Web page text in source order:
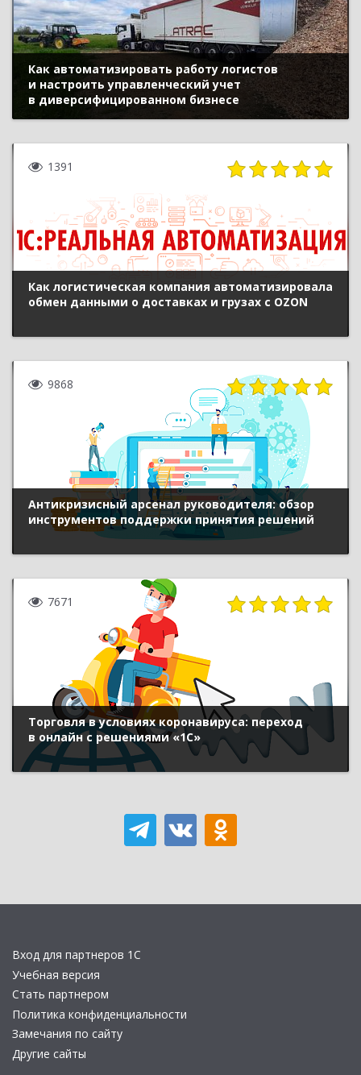
Как автоматизировать работу логистов
и настроить управленческий учет
в диверсифицированном бизнесе
1391
Как логистическая компания автоматизировала
обмен данными о доставках и грузах с OZON
9868
Антикризисный арсенал руководителя: обзор
инструментов поддержки принятия решений
7671
Торговля в условиях коронавируса: переход
в онлайн с решениями «1С»
Вход для партнеров 1С
Учебная версия
Стать партнером
Политика конфиденциальности
Замечания по сайту
Другие сайты